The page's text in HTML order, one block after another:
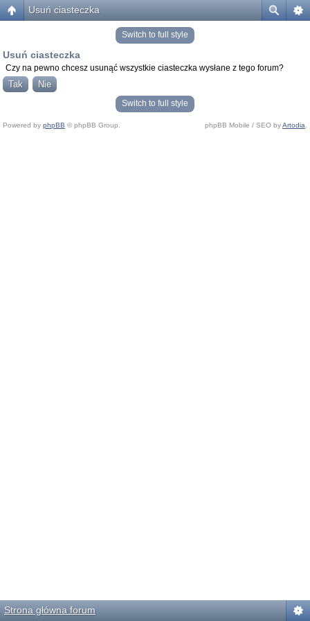
Usuń ciasteczka
Switch to full style
Usuń ciasteczka
Czy na pewno chcesz usunąć wszystkie ciasteczka wysłane z tego forum?
Switch to full style
Powered by phpBB © phpBB Group. phpBB Mobile / SEO byArtodia
Strona główna forum